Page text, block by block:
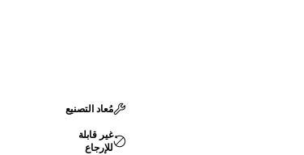
مُعاد التصنيع
غير قابلة
للإرجاع